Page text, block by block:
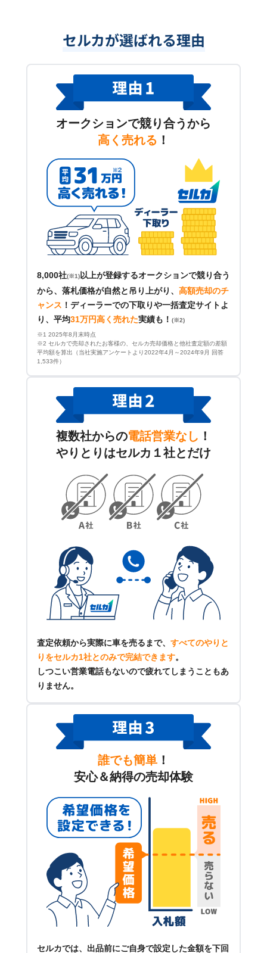
セルカが選ばれる理由
オークションで競り合うから
高く売れる ！
8,000社(※1) 以上が登録するオークションで競り合う
から、落札価格が自然と吊り上がり、 高額売却のチ
ャンス ！ ディーラーでの下取りや一括査定サイトよ
り、平均31万円高く売れた実績も！ (※2)
※1 2025年8月末時点
※2 セルカで売却されたお客様の、セルカ売却価格と他社査定額の差額
平均額を算出（当社実施アンケートより2022年4月～2024年9月 回答
1,533件）
複数社からの電話営業なし ！
やりとりはセルカ１社とだけ
査定依頼から実際に車を売るまで、 すべてのやりと
りをセルカ1社とのみで完結できます。
しつこい営業電話もないので疲れてしまうこともあ
りません。
誰でも簡単 ！
安心＆納得の売却体験
セルカでは、出品前にご自身で設定した金額を下回